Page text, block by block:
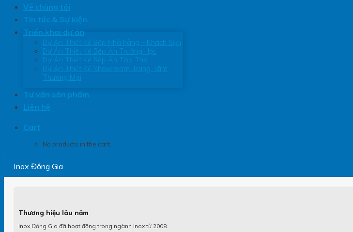
Về chúng tôi
Tin tức & Sự kiện
Triển khai dự án
Dự Án Thiết Kế Bếp Nhà hàng – Khách Sạn
Dự Án Thiết Kế Bếp Ăn Trường Học
Dự Án Thiết Kế Bếp Ăn Tập Thể
Dự Án Thiết Kế Showroom Trung Tâm
Thương Mại
Tư vấn sản phẩm
Liên hệ
Cart
No products in the cart.
Inox Đồng Gia
Thương hiệu lâu năm
Inox Đồng Gia đã hoạt động trong ngành Inox từ 2008.